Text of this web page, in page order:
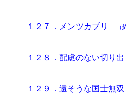
１２７．メンツカブリ （
１２８．配慮のない切り
１２９．遠そうな国士無